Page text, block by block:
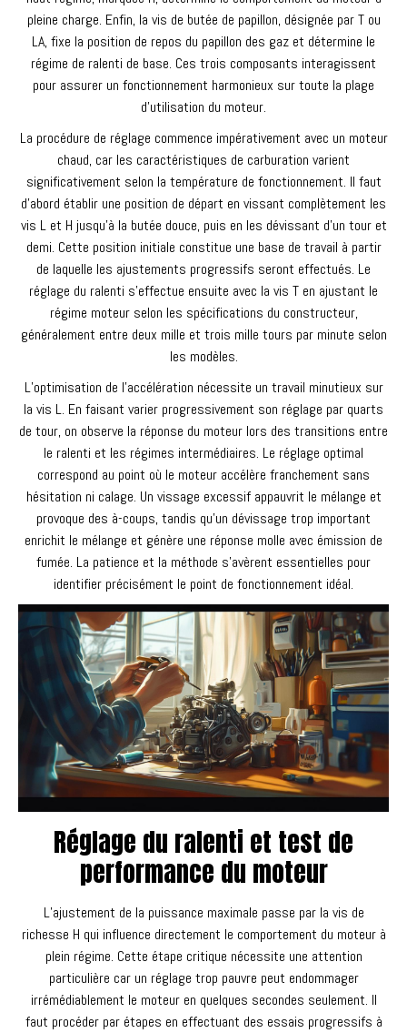
pleine charge. Enfin, la vis de butée de papillon, désignée par T ou
LA, fixe la position de repos du papillon des gaz et détermine le
régime de ralenti de base. Ces trois composants interagissent
pour assurer un fonctionnement harmonieux sur toute la plage
d’utilisation du moteur.
La procédure de réglage commence impérativement avec un moteur
chaud, car les caractéristiques de carburation varient
significativement selon la température de fonctionnement. Il faut
d’abord établir une position de départ en vissant complètement les
vis L et H jusqu’à la butée douce, puis en les dévissant d’un tour et
demi. Cette position initiale constitue une base de travail à partir
de laquelle les ajustements progressifs seront effectués. Le
réglage du ralenti s’effectue ensuite avec la vis T en ajustant le
régime moteur selon les spécifications du constructeur,
généralement entre deux mille et trois mille tours par minute selon
les modèles.
L’optimisation de l’accélération nécessite un travail minutieux sur
la vis L. En faisant varier progressivement son réglage par quarts
de tour, on observe la réponse du moteur lors des transitions entre
le ralenti et les régimes intermédiaires. Le réglage optimal
correspond au point où le moteur accélère franchement sans
hésitation ni calage. Un vissage excessif appauvrit le mélange et
provoque des à-coups, tandis qu’un dévissage trop important
enrichit le mélange et génère une réponse molle avec émission de
fumée. La patience et la méthode s’avèrent essentielles pour
identifier précisément le point de fonctionnement idéal.
Réglage du ralenti et test de
performance du moteur
L’ajustement de la puissance maximale passe par la vis de
richesse H qui influence directement le comportement du moteur à
plein régime. Cette étape critique nécessite une attention
particulière car un réglage trop pauvre peut endommager
irrémédiablement le moteur en quelques secondes seulement. Il
faut procéder par étapes en effectuant des essais progressifs à